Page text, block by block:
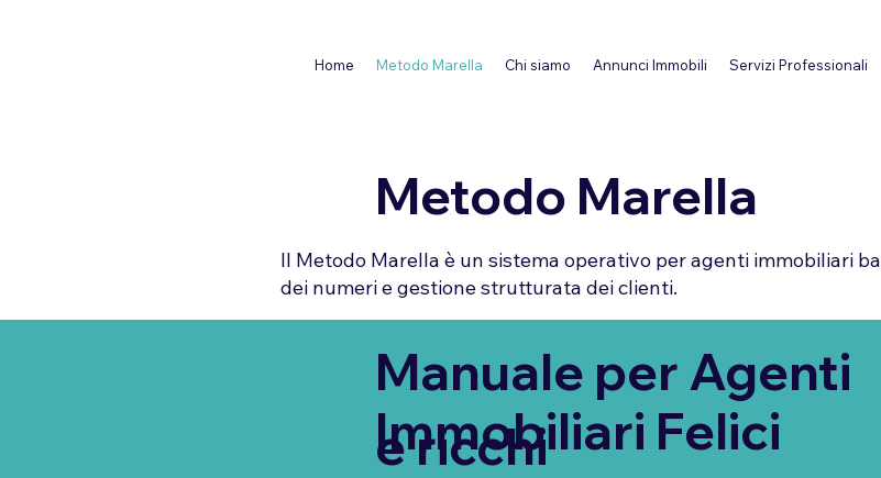
Home Metodo Marella Chi siamo Annunci Immobili Servizi Professionali
Metodo Marella
Il Metodo Marella è un sistema operativo per agenti immobiliari
dei numeri e gestione strutturata dei clienti.
Manuale per Agenti
Immobiliari Felici
e ricchi